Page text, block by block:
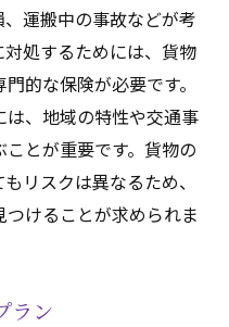
運搬中の事故などが考
処するためには、貨物
的な保険が必要です。
、地域の特性や交通事
とが重要です。貨物の
リスクは異なるため、
けることが求められま
ラン